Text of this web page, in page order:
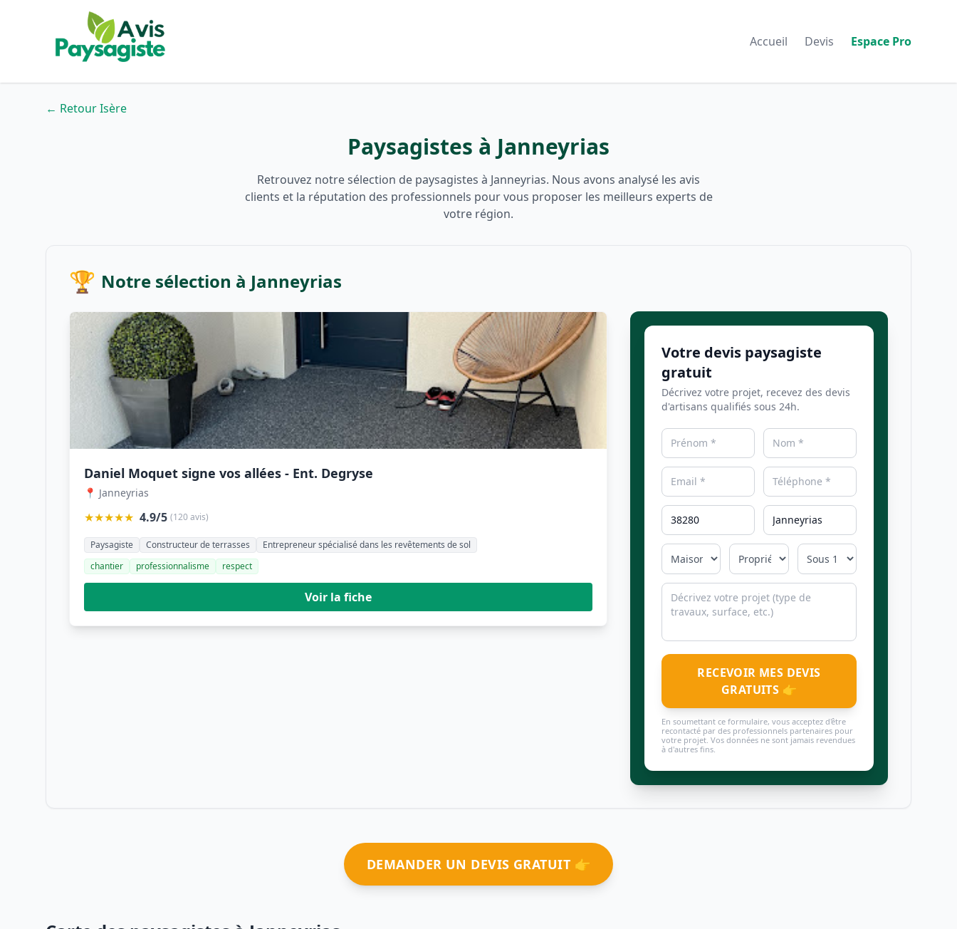
Accueil Devis Espace Pro
← Retour Isère
Paysagistes à Janneyrias
Retrouvez notre sélection de paysagistes à Janneyrias. Nous avons analysé les avis
clients et la réputation des professionnels pour vous proposer les meilleurs experts de
votre région.
🏆 Notre sélection à Janneyrias
Daniel Moquet signe vos allées - Ent. Degryse
📍 Janneyrias
★★★★★ 4.9/5 (120 avis)
Paysagiste Constructeur de terrasses
Entrepreneur spécialisé dans les revêtements de sol
chantier
professionnalisme respect
Voir la fiche
Votre devis paysagiste
gratuit
Décrivez votre projet, recevez des devis
d'artisans qualifiés sous 24h.
RECEVOIR MES DEVIS
GRATUITS 👉
En soumettant ce formulaire, vous acceptez d'être
recontacté par des professionnels partenaires pour
votre projet. Vos données ne sont jamais revendues
à d'autres fins.
DEMANDER UN DEVIS GRATUIT 👉